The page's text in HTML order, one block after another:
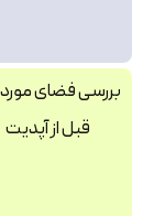
بررسی فضای مورد
قبل از آپدیت